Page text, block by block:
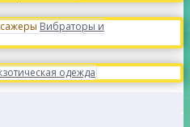
Вибраторы и
одежда